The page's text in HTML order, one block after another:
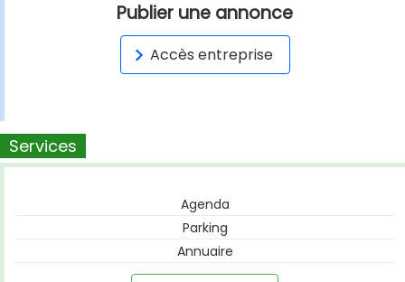
Publier une annonce
Accès entreprise
Services
Agenda
Parking
Annuaire